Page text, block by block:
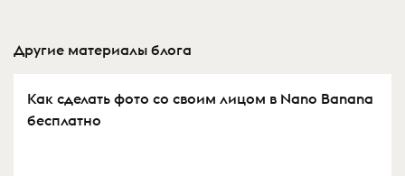
Другие материалы блога
Как сделать фото со своим лицом в Nano Banana
бесплатно